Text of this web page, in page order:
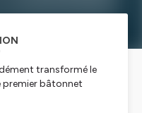
transformé le
premier bâtonnet